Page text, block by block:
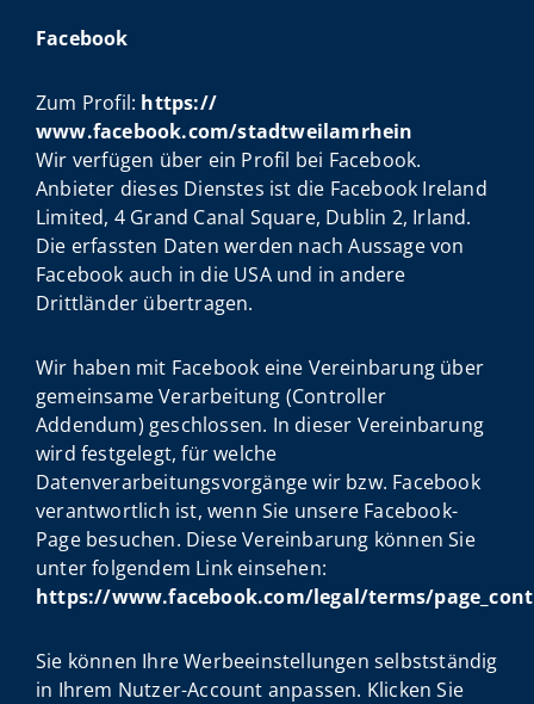
Facebook
Zum Profil: https://
www.facebook.com/stadtweilamrhein
Wir verfügen über ein Profil bei Facebook.
Anbieter dieses Dienstes ist die Facebook Ireland
Limited, 4 Grand Canal Square, Dublin 2, Irland.
Die erfassten Daten werden nach Aussage von
Facebook auch in die USA und in andere
Drittländer übertragen.
Wir haben mit Facebook eine Vereinbarung über
gemeinsame Verarbeitung (Controller
Addendum) geschlossen. In dieser Vereinbarung
wird festgelegt, für welche
Datenverarbeitungsvorgänge wir bzw. Facebook
verantwortlich ist, wenn Sie unsere Facebook-
Page besuchen. Diese Vereinbarung können Sie
unter folgendem Link einsehen:
https://www.facebook.com/legal/terms/
Sie können Ihre Werbeeinstellungen selbstständig
in Ihrem Nutzer-Account anpassen. Klicken Sie